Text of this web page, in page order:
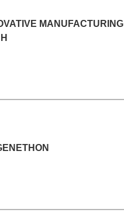
MANUFACTURING